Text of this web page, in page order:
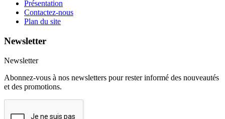
Présentation
Contactez-nous
Plan du site
Newsletter
Newsletter
Abonnez-vous à nos newsletters pour rester informé des nouveautés
et des promotions.